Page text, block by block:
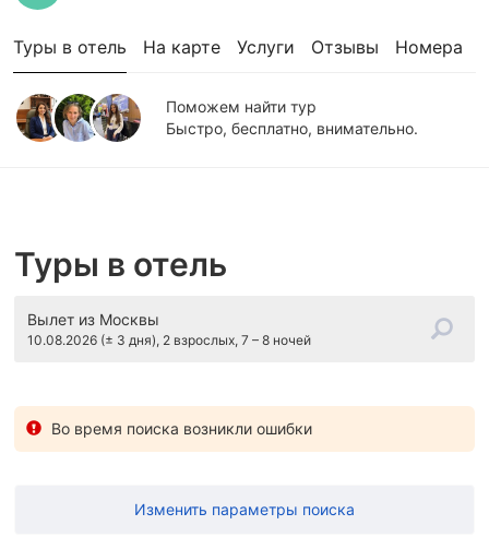
Туры в отель На карте Услуги Отзывы Номера
Поможем найти тур
Быстро, бесплатно, внимательно.
Туры в отель
Вылет из Москвы
10.08.2026 (± 3 дня), 2 взрослых, 7 – 8 ночей
Во время поиска возникли ошибки
Изменить параметры поиска